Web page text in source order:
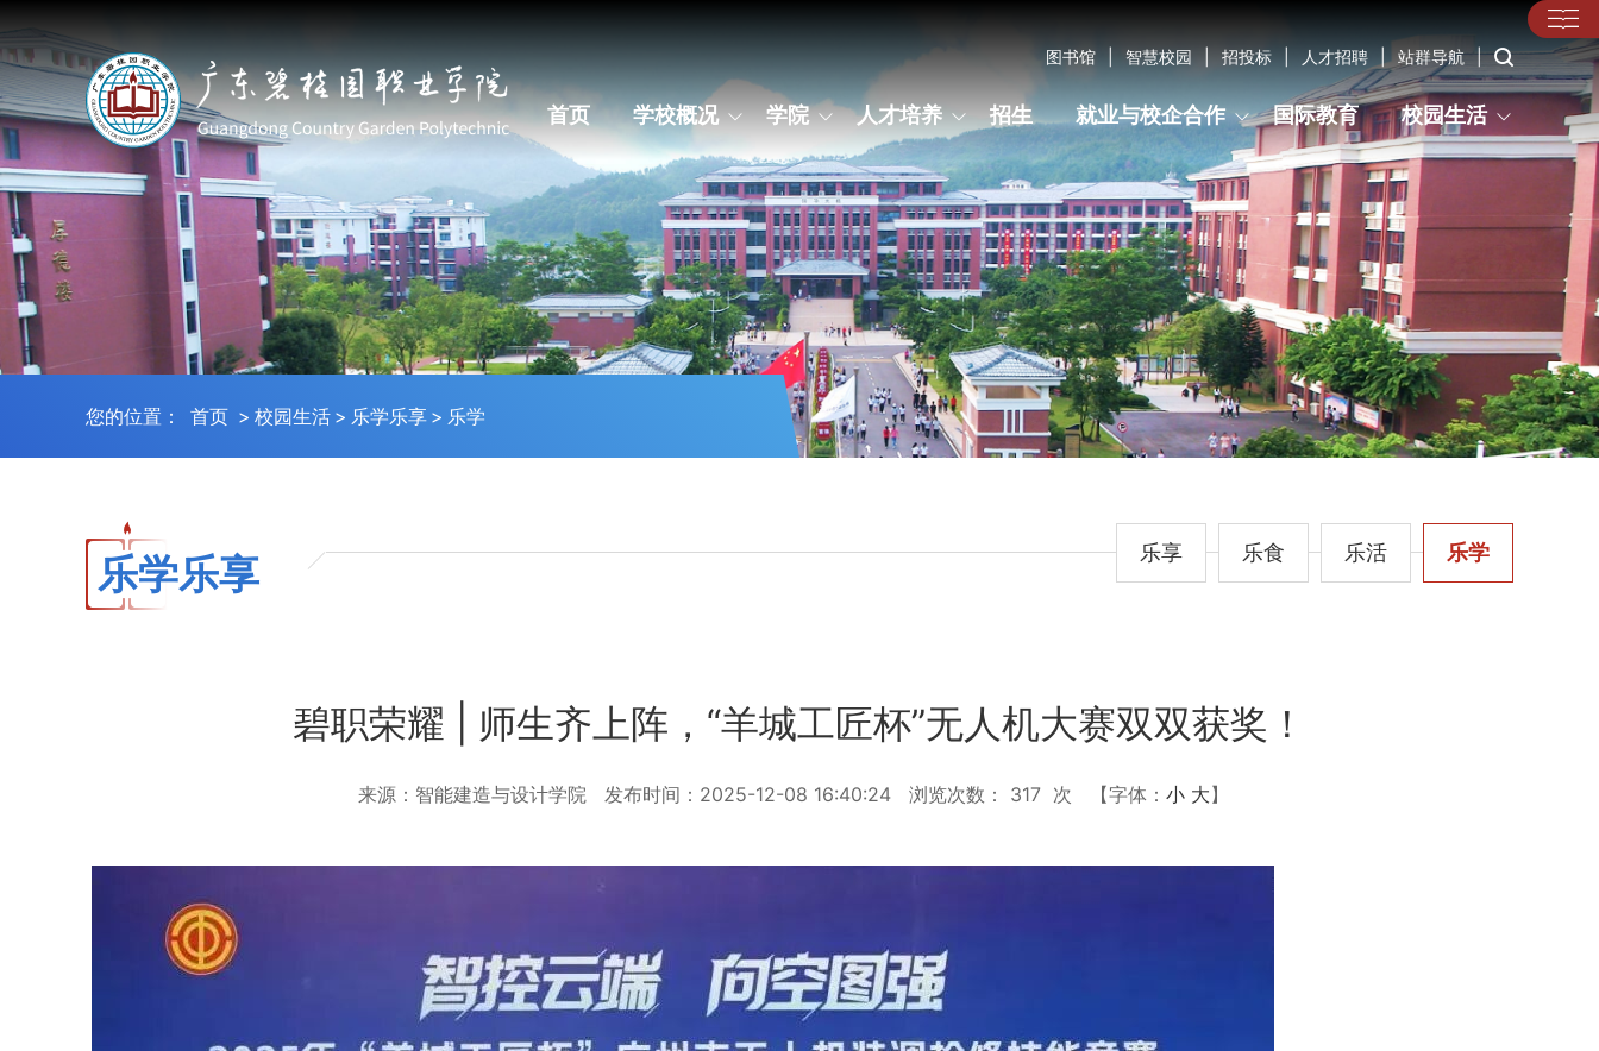
图书馆 智慧校园 招投标 人才招聘 站群导航 |
首页 学校概况 学院 人才培养 招生 就业与校企合作 国际教育 校园生活
您的位置： 首页 > 校园生活 > 乐学乐享 > 乐学
乐学乐享 乐享 乐食 乐活 乐学
碧职荣耀 | 师生齐上阵，“羊城工匠杯”无人机大赛双双获奖！
来源：智能建造与设计学院 发布时间：2025-12-08 16:40:24 浏览次数： 317 次 【字体： 小 大】